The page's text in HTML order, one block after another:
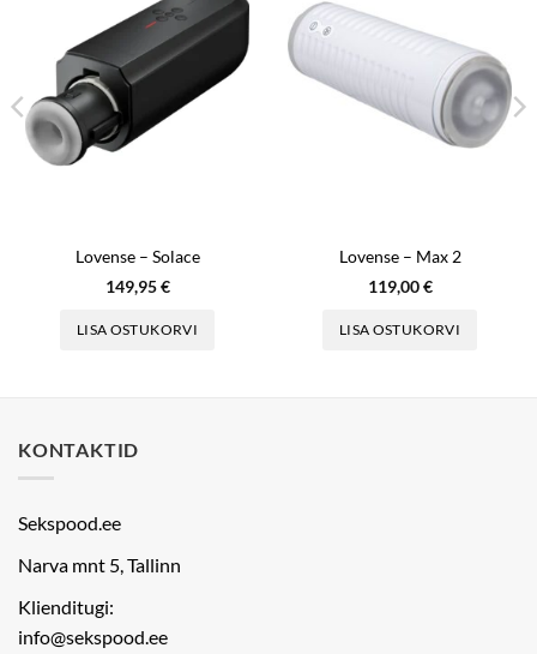
Lovense – Solace
149,95€
LISA OSTUKORVI
Lovense – Max 2
119,00€
LISA OSTUKORVI
KONTAKTID
Sekspood.ee
Narva mnt 5, Tallinn
Klienditugi:
info@sekspood.ee